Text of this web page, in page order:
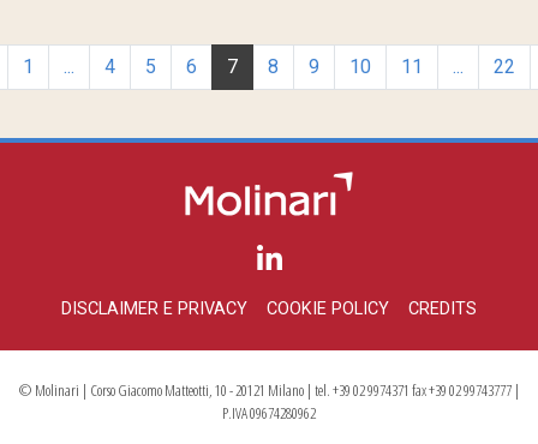
1 ... 4 5 6 7 8 9 10 11 ... 22
DISCLAIMER E PRIVACY COOKIE POLICY CREDITS
© Molinari | Corso Giacomo Matteotti, 10 - 20121 Milano | tel. +39 02 9974371 fax +39 02 99743777 |
P.IVA 09674280962